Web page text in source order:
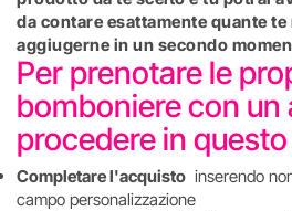
da contare esattamente quante te
aggiugerne in un secondo
Per prenotare le
bomboniere con un
procedere in
Completare l'acquisto inserendo
campo personalizzazione